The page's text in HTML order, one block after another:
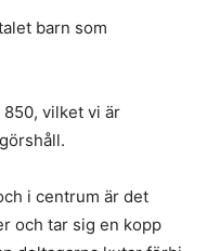
barn som
vilket vi är
i centrum är det
och tar sig en kopp